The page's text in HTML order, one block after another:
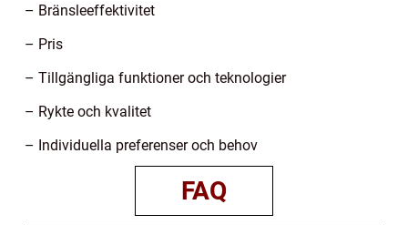
– Bränsleeffektivitet
– Pris
– Tillgängliga funktioner och teknologier
– Rykte och kvalitet
– Individuella preferenser och behov
FAQ